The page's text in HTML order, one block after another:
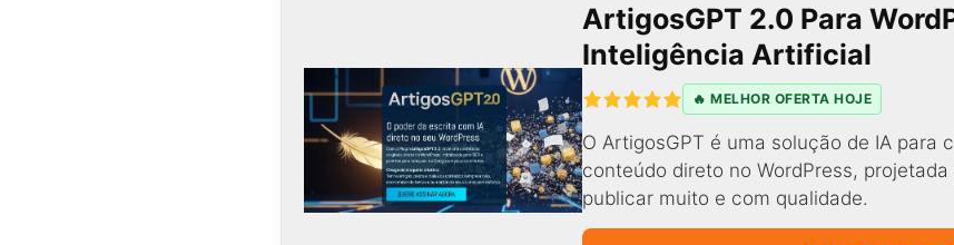
ArtigosGPT 2.0 Para
Inteligência Artificial
🔥 MELHOR OFERTA HOJE
O ArtigosGPT é uma solução de IA para
conteúdo direto no WordPress,
publicar muito e com qualidade.